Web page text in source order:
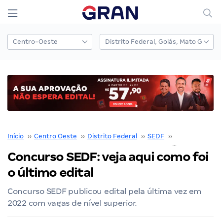
Início ›› Centro Oeste ›› Distrito Federal ›› SEDF ››
Concurso SEDF: veja aqui como foi
o último edital
Concurso SEDF publicou edital pela última vez em
2022 com vagas de nível superior.